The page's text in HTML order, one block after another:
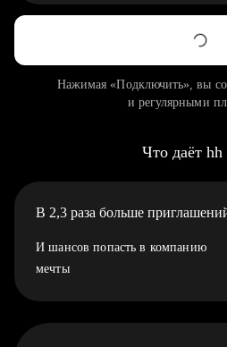
Нажимая «Подключить», вы
и регулярными
Что даёт hh
В 2,3 раза больше
И шансов попасть в компанию
мечты